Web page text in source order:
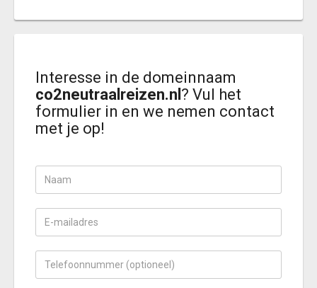
Interesse in de domeinnaam
co2neutraalreizen.nl ? Vul het
formulier in en we nemen contact
met je op!